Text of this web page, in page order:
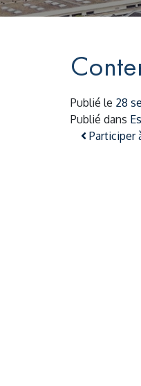
Publié le 28
Publié dans
Participer